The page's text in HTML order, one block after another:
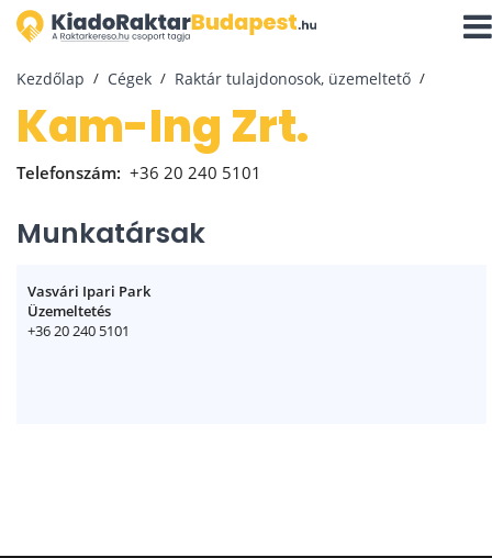
Kezdőlap Cégek Raktár tulajdonosok, üzemeltető
Kam-Ing Zrt.
Telefonszám: +36 20 240 5101
Munkatársak
Vasvári Ipari Park
Üzemeltetés
+36 20 240 5101